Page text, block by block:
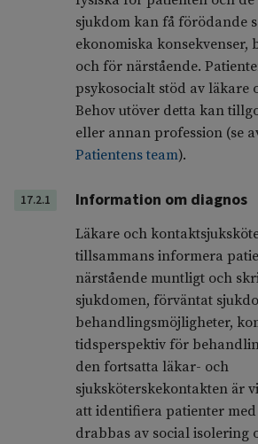
sjukdom kan få förödande
ekonomiska konsekvenser,
och för närstående.
psykosocialt stöd av läkare
Behov utöver detta kan
eller annan profession (se
Patientens team).
17.2.1 Information om diagnos
Läkare och
tillsammans informera
närstående muntligt och
sjukdomen, förväntat
behandlingsmöjligheter,
tidsperspektiv för
den fortsatta läkar- och
sjuksköterskekontakten är
att identifiera patienter
drabbas av social isolering